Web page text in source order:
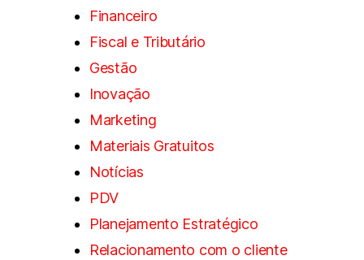
Financeiro
Fiscal e Tributário
Gestão
Inovação
Marketing
Materiais Gratuitos
Notícias
PDV
Planejamento Estratégico
Relacionamento com o cliente